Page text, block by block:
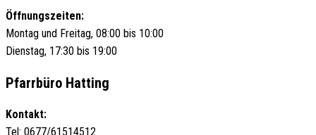
Öffnungszeiten:
Montag und Freitag, 08:00 bis 10:00
Dienstag, 17:30 bis 19:00
Pfarrbüro Hatting
Kontakt:
Tel: 0677/61514512